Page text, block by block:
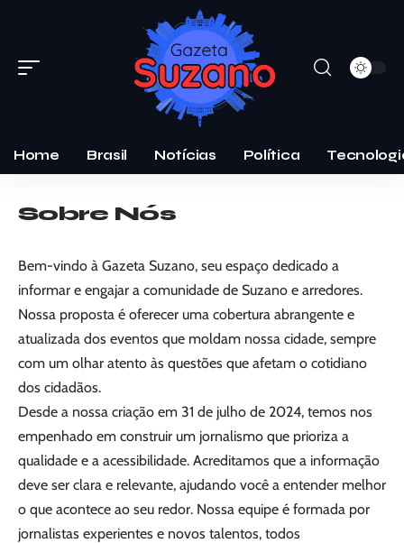
Home Brasil Notícias Política
Sobre Nós
Bem-vindo à Gazeta Suzano, seu espaço dedicado a
informar e engajar a comunidade de Suzano e arredores.
Nossa proposta é oferecer uma cobertura abrangente e
atualizada dos eventos que moldam nossa cidade, sempre
com um olhar atento às questões que afetam o cotidiano
dos cidadãos.
Desde a nossa criação em 31 de julho de 2024, temos nos
empenhado em construir um jornalismo que prioriza a
qualidade e a acessibilidade. Acreditamos que a informação
deve ser clara e relevante, ajudando você a entender melhor
o que acontece ao seu redor. Nossa equipe é formada por
jornalistas experientes e novos talentos, todos